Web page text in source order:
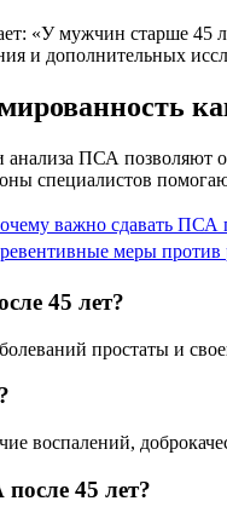
«У мужчин старше
и дополнительных
ПСА позволяют
специалистов
важно сдавать ПСА
меры против
45 лет?
простаты и
воспалений,
45 лет?